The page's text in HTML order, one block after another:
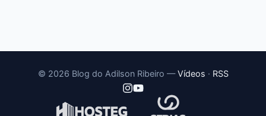
© 2026 Blog do Adilson Ribeiro —Vídeos · RSS